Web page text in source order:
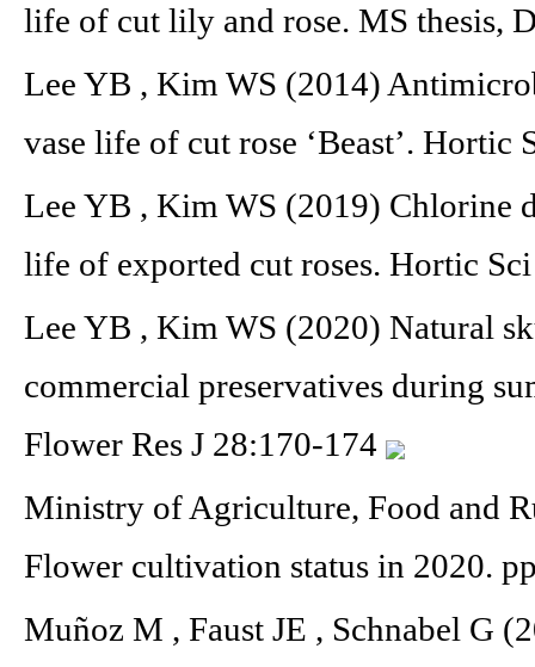
life of cut lily and rose. MS thesis,
Lee YB , Kim WS (2014)
vase life of cut rose ‘Beast’.
Lee YB , Kim WS (2019) Chlorine
life of exported cut roses. Hortic
Lee YB , Kim WS (2020) Natural
commercial preservatives during
Flower Res J 28:170-174
Ministry of Agriculture, Food and
Flower cultivation status in 2020.
Muñoz M , Faust JE , Schnabel G